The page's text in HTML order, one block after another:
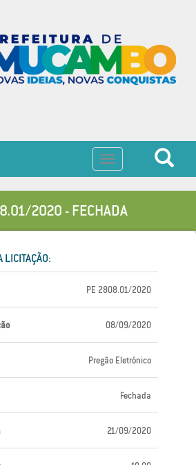
Toggle
navigation
2020 - FECHADA
LICITAÇÃO:
PE 2808.01/2020
08/09/2020
Pregão Eletrônico
Fechada
21/09/2020